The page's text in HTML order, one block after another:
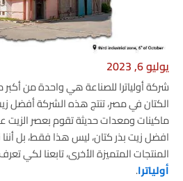
يوليو 6, 2023
شركة أولياترا للصناعة هي واحدة من
الكتان في مصر، تنتج هذه الشركة أفضل
ماكينات ومعدات حديثة تقوم بعصر الزيت
افضل زيت بذر كتان، ليس هذا فقط، بل
المنتجات المتميزة الأخرى، تابعنا لكي
أولياترا.